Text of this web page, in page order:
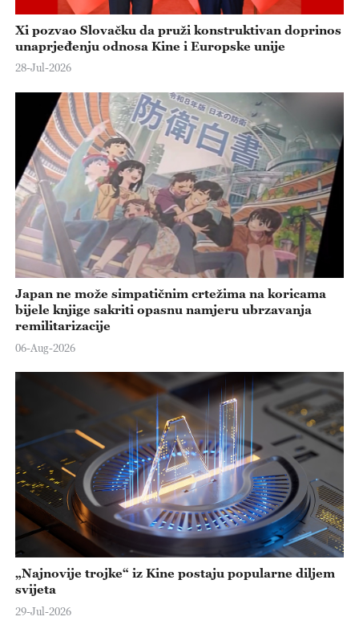
Xi pozvao Slovačku da pruži konstruktivan doprinos
unaprjeđenju odnosa Kine i Europske unije
28-Jul-2026
Japan ne može simpatičnim crtežima na koricama
bijele knjige sakriti opasnu namjeru ubrzavanja
remilitarizacije
06-Aug-2026
„Najnovije trojke“ iz Kine postaju popularne diljem
svijeta
29-Jul-2026